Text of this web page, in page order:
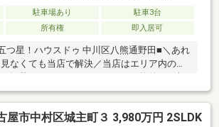
駐車場あり
駐車3台
所有権 即入居可
つ星！ハウスドゥ 中川区八熊通野田■＼あれ
なくても当店で解決／当店はエリア内の物
掲載！ほかのページで気になる物件もご相
学校/長良中学校◆駐車スペース 3台（車
納付き・フローリングの4LDK+S◆最寄り
寄りバス停徒歩約5分！※写真をクリックす
屋市中村区城主町３ 3,980万円 2SLDK